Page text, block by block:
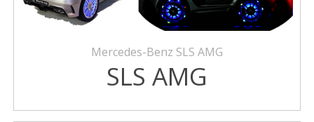
Mercedes-Benz SLS AMG
SLS AMG